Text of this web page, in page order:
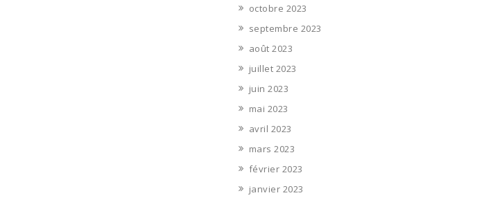
octobre 2023
septembre 2023
août 2023
juillet 2023
juin 2023
mai 2023
avril 2023
mars 2023
février 2023
janvier 2023